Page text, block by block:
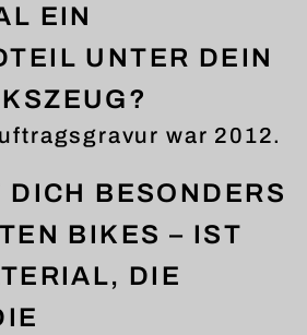
EIN
UNTER DEIN
war 2012.
DICH BESONDERS
BIKES – IST
DIE